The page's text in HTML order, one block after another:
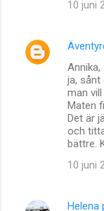
10 juni
Annika,
ja, sånt
man
Maten
Det är
och
bättre.
10 juni
Helena